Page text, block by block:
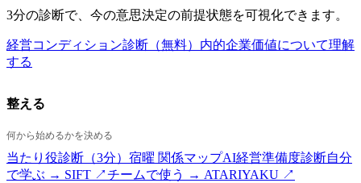
3分の診断で、今の意思決定の前提状態を可視化できます。
経営コンディション診断（無料） 内的企業価値について理解
する
整える
何から始めるかを決める
当たり役診断（3分） 宿曜 関係マップAI経営準備度診断自分
で学ぶ → SIFT ↗チームで使う → ATARIYAKU ↗